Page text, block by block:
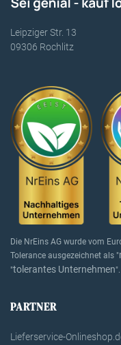
Leipziger Str. 13
09306 Rochlitz
Die NrEins AG wurde vom
Tolerance ausgezeichnet als "
"tolerantes Unternehmen".
PARTNER
Lieferservice-